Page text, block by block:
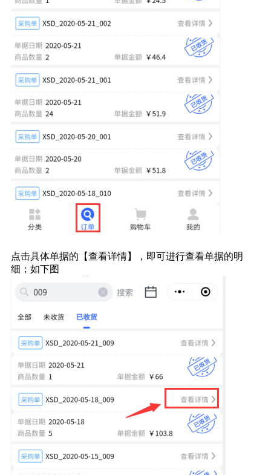
点击具体单据的【查看详情】，即可进行查看单据的明
细；如下图